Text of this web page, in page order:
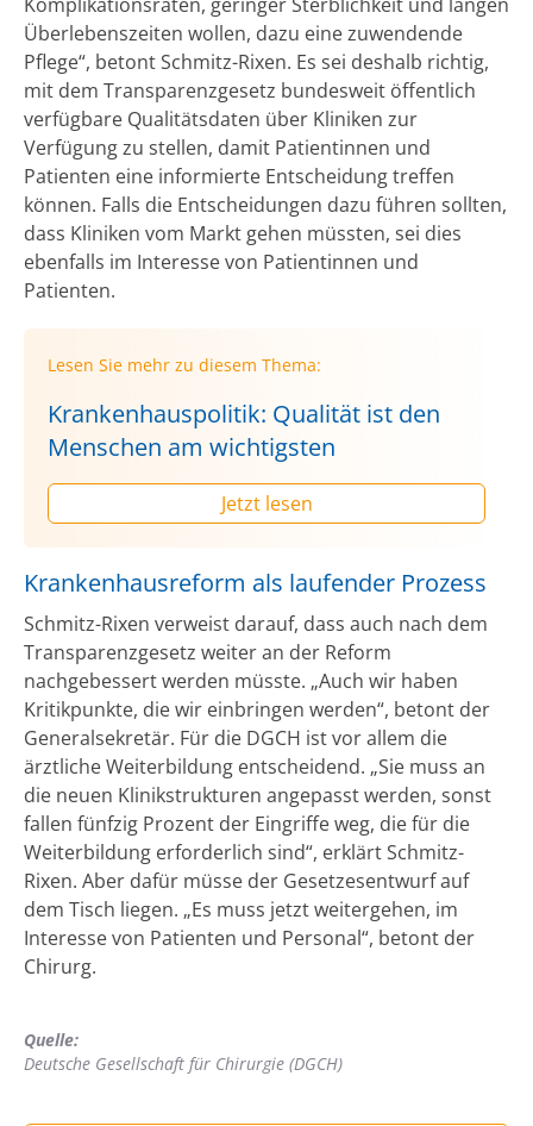
Überlebenszeiten wollen, dazu eine zuwendende
Pflege“, betont Schmitz-Rixen. Es sei deshalb richtig,
mit dem Transparenzgesetz bundesweit öffentlich
verfügbare Qualitätsdaten über Kliniken zur
Verfügung zu stellen, damit Patientinnen und
Patienten eine informierte Entscheidung treffen
können. Falls die Entscheidungen dazu führen sollten,
dass Kliniken vom Markt gehen müssten, sei dies
ebenfalls im Interesse von Patientinnen und
Patienten.
Lesen Sie mehr zu diesem Thema:
Krankenhauspolitik: Qualität ist den
Menschen am wichtigsten
Jetzt lesen
Krankenhausreform als laufender Prozess
Schmitz-Rixen verweist darauf, dass auch nach dem
Transparenzgesetz weiter an der Reform
nachgebessert werden müsste. „Auch wir haben
Kritikpunkte, die wir einbringen werden“, betont der
Generalsekretär. Für die DGCH ist vor allem die
ärztliche Weiterbildung entscheidend. „Sie muss an
die neuen Klinikstrukturen angepasst werden, sonst
fallen fünfzig Prozent der Eingriffe weg, die für die
Weiterbildung erforderlich sind“, erklärt Schmitz-
Rixen. Aber dafür müsse der Gesetzesentwurf auf
dem Tisch liegen. „Es muss jetzt weitergehen, im
Interesse von Patienten und Personal“, betont der
Chirurg.
Quelle:
Deutsche Gesellschaft für Chirurgie (DGCH)